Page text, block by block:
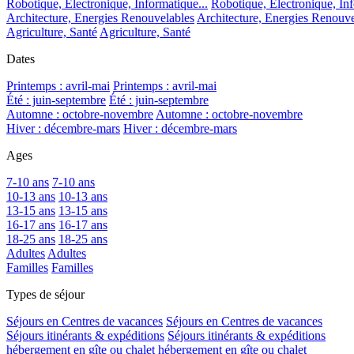
Robotique, Electronique, Informatique... Robotique, Electronique,
Architecture, Energies Renouvelables Architecture, Energies
Agriculture, Santé Agriculture, Santé
Dates
Printemps : avril-mai Printemps : avril-mai
Été : juin-septembre Été : juin-septembre
Automne : octobre-novembre Automne : octobre-novembre
Hiver : décembre-mars Hiver : décembre-mars
Ages
7-10 ans 7-10 ans
10-13 ans 10-13 ans
13-15 ans 13-15 ans
16-17 ans 16-17 ans
18-25 ans 18-25 ans
Adultes Adultes
Familles Familles
Types de séjour
Séjours en Centres de vacances Séjours en Centres de vacances
Séjours itinérants & expéditions Séjours itinérants & expéditions
hébergement en gîte ou chalet hébergement en gîte ou chalet